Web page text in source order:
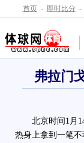
首页 - 即时比分 -
弗拉门
北京时间1月14
热身上拿到一笔不